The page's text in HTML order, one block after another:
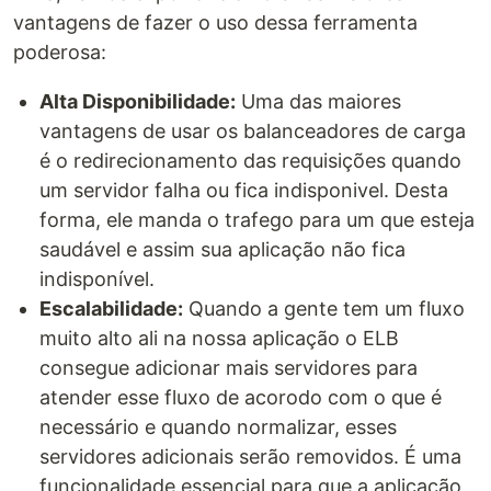
vantagens de fazer o uso dessa ferramenta
poderosa:
Alta Disponibilidade: Uma das maiores
vantagens de usar os balanceadores de carga
é o redirecionamento das requisições quando
um servidor falha ou fica indisponivel. Desta
forma, ele manda o trafego para um que esteja
saudável e assim sua aplicação não fica
indisponível.
Escalabilidade: Quando a gente tem um fluxo
muito alto ali na nossa aplicação o ELB
consegue adicionar mais servidores para
atender esse fluxo de acorodo com o que é
necessário e quando normalizar, esses
servidores adicionais serão removidos. É uma
funcionalidade essencial para que a aplicação